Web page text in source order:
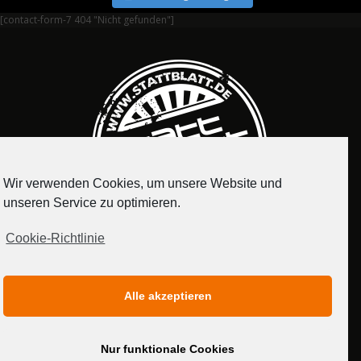
[contact-form-7 404 "Nicht gefunden"]
MEDIADATEN
Wir verwenden Cookies, um unsere Website und
unseren Service zu optimieren.
Cookie-Richtlinie
Alle akzeptieren
Nur funktionale Cookies